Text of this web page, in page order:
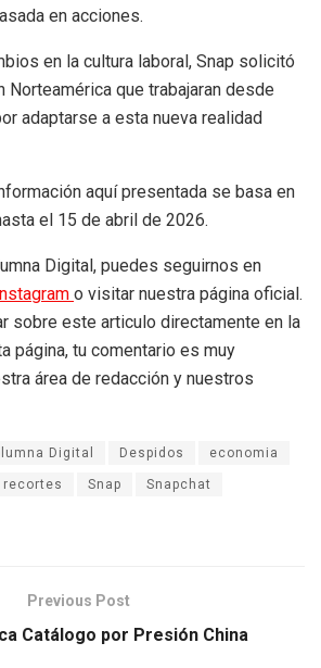
en acciones.
en la cultura laboral, Snap solicitó
Norteamérica que trabajaran desde
adaptarse a esta nueva realidad
aquí presentada se basa en
el 15 de abril de 2026.
Digital, puedes seguirnos en
Instagram o visitar nuestra página oficial.
sobre este articulo directamente en la
página, tu comentario es muy
área de redacción y nuestros
Digital Despidos economia
recortes Snap Snapchat
Previous Post
Catálogo por Presión China